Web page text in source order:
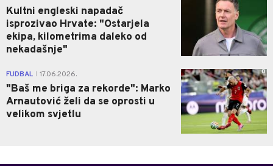
Kultni engleski napadač
isprozivao Hrvate: "Ostarjela
ekipa, kilometrima daleko od
nekadašnje"
FUDBAL 17.06.2026.
"Baš me briga za rekorde": Marko
Arnautović želi da se oprosti u
velikom svjetlu
0